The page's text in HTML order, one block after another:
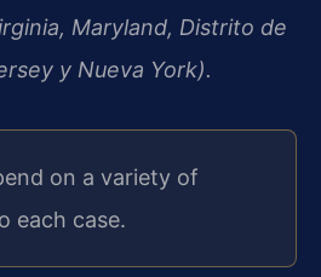
Maryland, Distrito de
y Nueva York).
on a variety of
each case.